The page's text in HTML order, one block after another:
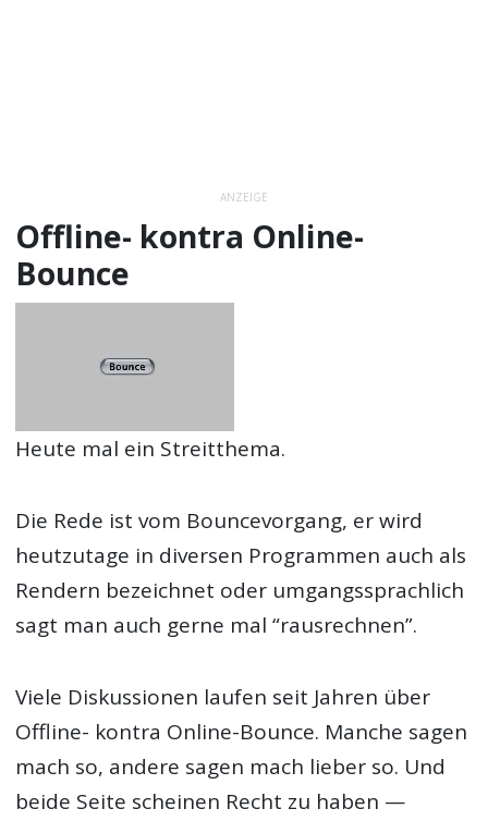
ANZEIGE
Offline- kontra Online-
Bounce
Heute mal ein Streitthema.
Die Rede ist vom Bouncevorgang, er wird
heutzutage in diversen Programmen auch als
Rendern bezeichnet oder umgangssprachlich
sagt man auch gerne mal “rausrechnen”.
Viele Diskussionen laufen seit Jahren über
Offline- kontra Online-Bounce. Manche sagen
mach so, andere sagen mach lieber so. Und
beide Seite scheinen Recht zu haben —